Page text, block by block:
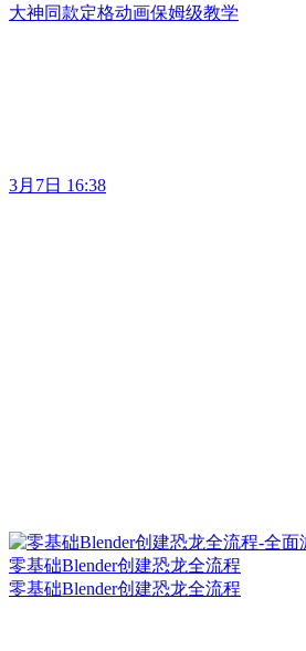
大神同款定格动画保姆级教学
3月7日 16:38
零基础Blender创建恐龙全流程
零基础Blender创建恐龙全流程